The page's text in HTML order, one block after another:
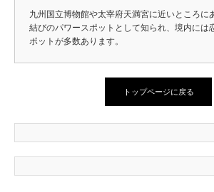
九州国立博物館や太宰府天満宮に近いところに
結びのパワースポットとして知られ、境内には
ポットが多数あります。
トップページに戻る